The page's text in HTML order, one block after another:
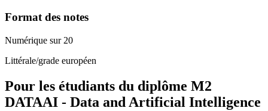
Format des notes
Numérique sur 20
Littérale/grade européen
Pour les étudiants du diplôme M2
DATAAI - Data and Artificial Intelligence